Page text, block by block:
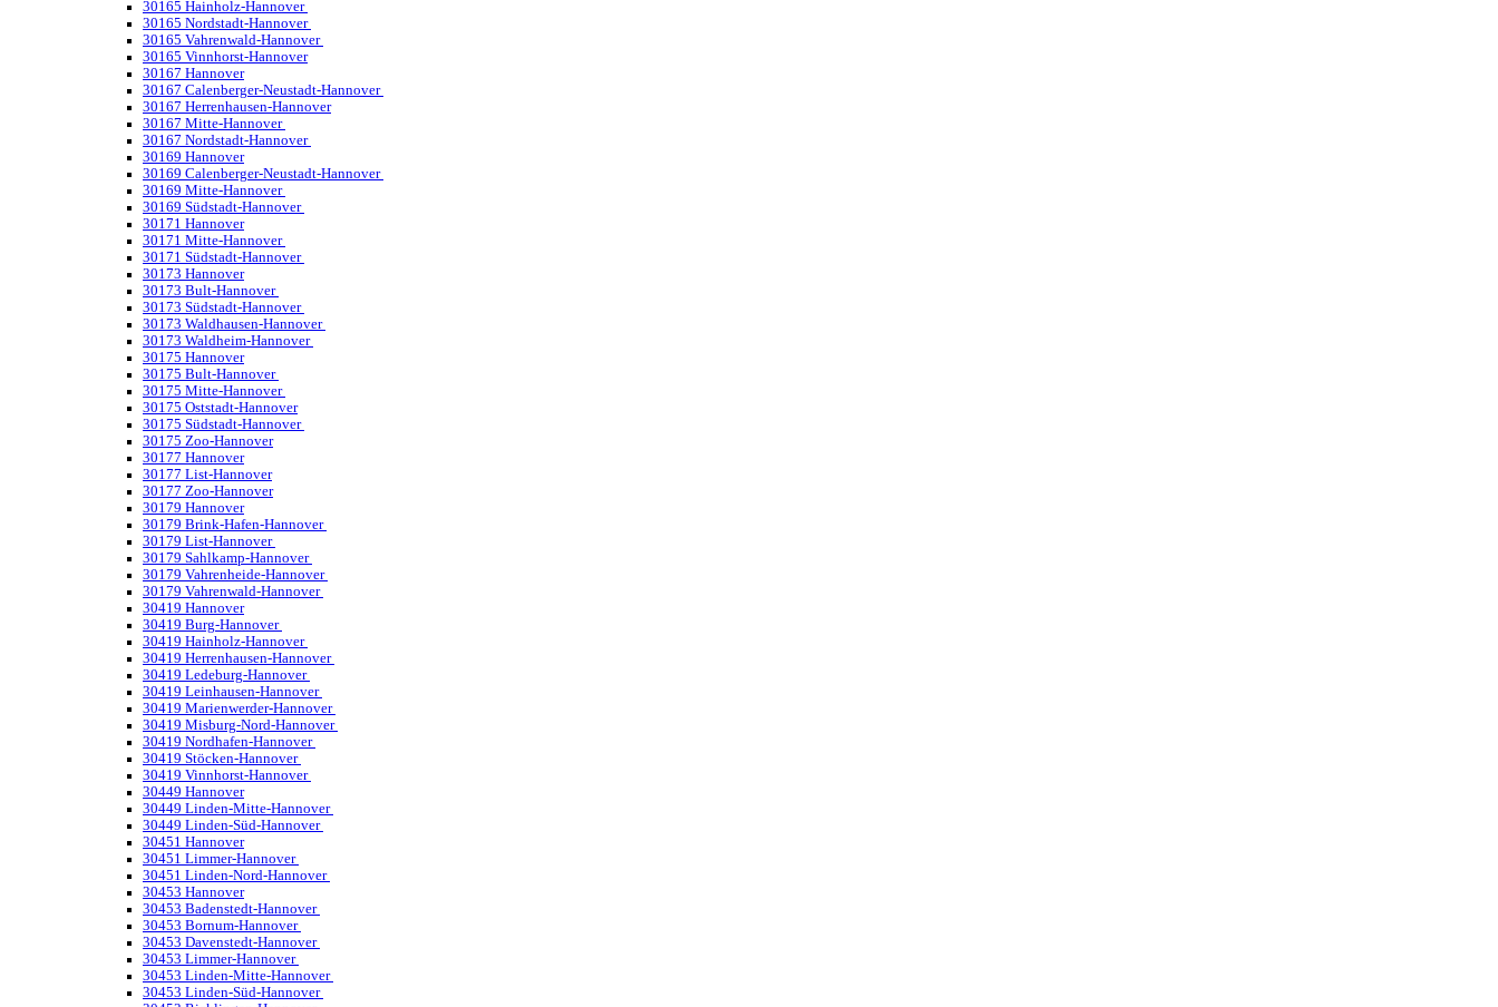
30165 Hainholz-Hannover
30165 Nordstadt-Hannover
30165 Vahrenwald-Hannover
30165 Vinnhorst-Hannover
30167 Hannover
30167 Calenberger-Neustadt-Hannover
30167 Herrenhausen-Hannover
30167 Mitte-Hannover
30167 Nordstadt-Hannover
30169 Hannover
30169 Calenberger-Neustadt-Hannover
30169 Mitte-Hannover
30169 Südstadt-Hannover
30171 Hannover
30171 Mitte-Hannover
30171 Südstadt-Hannover
30173 Hannover
30173 Bult-Hannover
30173 Südstadt-Hannover
30173 Waldhausen-Hannover
30173 Waldheim-Hannover
30175 Hannover
30175 Bult-Hannover
30175 Mitte-Hannover
30175 Oststadt-Hannover
30175 Südstadt-Hannover
30175 Zoo-Hannover
30177 Hannover
30177 List-Hannover
30177 Zoo-Hannover
30179 Hannover
30179 Brink-Hafen-Hannover
30179 List-Hannover
30179 Sahlkamp-Hannover
30179 Vahrenheide-Hannover
30179 Vahrenwald-Hannover
30419 Hannover
30419 Burg-Hannover
30419 Hainholz-Hannover
30419 Herrenhausen-Hannover
30419 Ledeburg-Hannover
30419 Leinhausen-Hannover
30419 Marienwerder-Hannover
30419 Misburg-Nord-Hannover
30419 Nordhafen-Hannover
30419 Stöcken-Hannover
30419 Vinnhorst-Hannover
30449 Hannover
30449 Linden-Mitte-Hannover
30449 Linden-Süd-Hannover
30451 Hannover
30451 Limmer-Hannover
30451 Linden-Nord-Hannover
30453 Hannover
30453 Badenstedt-Hannover
30453 Bornum-Hannover
30453 Davenstedt-Hannover
30453 Limmer-Hannover
30453 Linden-Mitte-Hannover
30453 Linden-Süd-Hannover